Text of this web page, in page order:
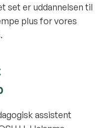
set er uddannelsen til
plus for vores
assistent